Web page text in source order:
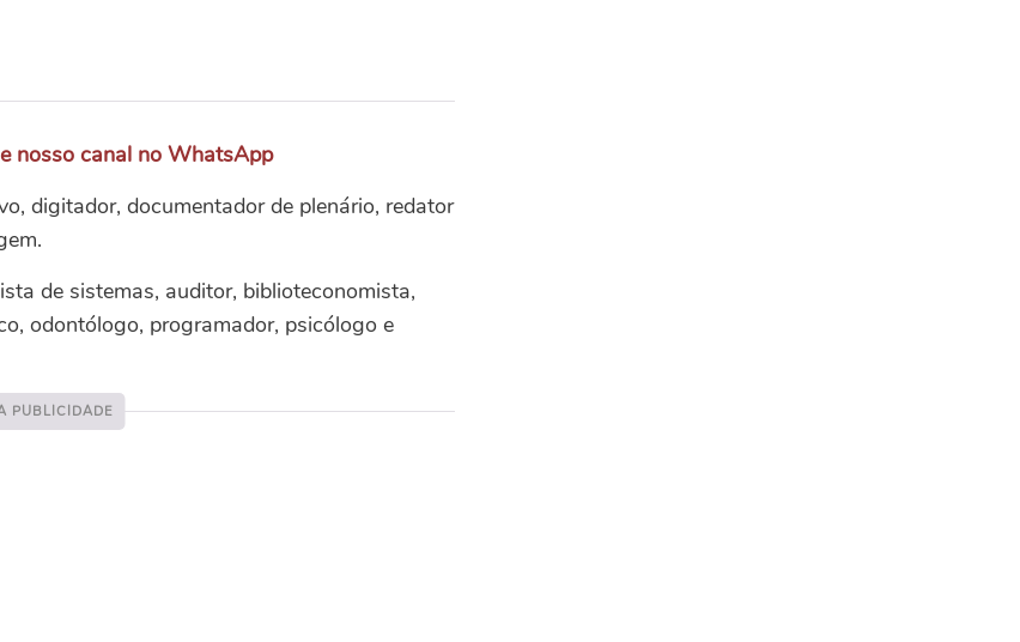
nosso canal no WhatsApp
digitador, documentador de plenário, redator
de sistemas, auditor, biblioteconomista,
odontólogo, programador, psicólogo e